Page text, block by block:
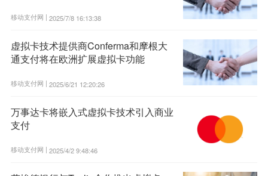
移动支付网 | 2025/7/8 16:13:38
虚拟卡技术提供商Conferma和摩根大
通支付将在欧洲扩展虚拟卡功能
移动支付网 | 2025/6/21 12:20:26
万事达卡将嵌入式虚拟卡技术引入商业
支付
移动支付网 | 2025/4/2 9:48:46